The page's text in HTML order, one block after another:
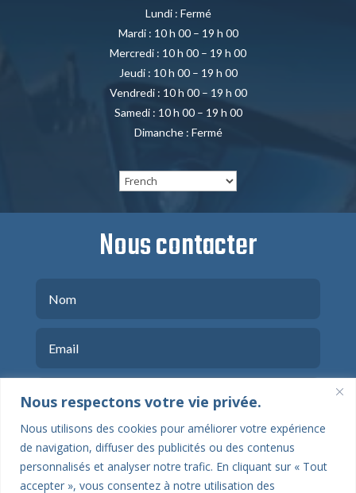
Nous respectons votre vie privée.
Nous utilisons des cookies pour améliorer votre expérience
de navigation, diffuser des publicités ou des contenus
personnalisés et analyser notre trafic. En cliquant sur « Tout
accepter », vous consentez à notre utilisation des
Lundi : Fermé
Mardi : 10 h 00 – 19 h 00
Mercredi : 10 h 00 – 19 h 00
Jeudi : 10 h 00 – 19 h 00
Vendredi : 10 h 00 – 19 h 00
Samedi : 10 h 00 – 19 h 00
Dimanche : Fermé
Nous contacter